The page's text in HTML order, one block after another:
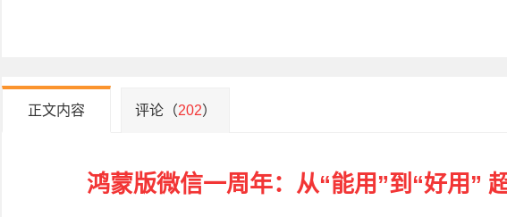
正文内容 评论（202）
鸿蒙版微信一周年：从“能用”到“好用”